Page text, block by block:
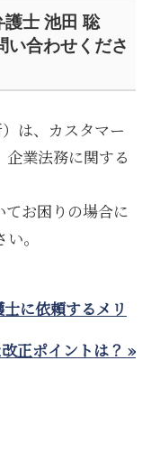
士 池田 聡
い合わせくださ
は、カスタマー
業法務に関する
てお困りの場合に
。
に依頼するメリ
正ポイントは？ »